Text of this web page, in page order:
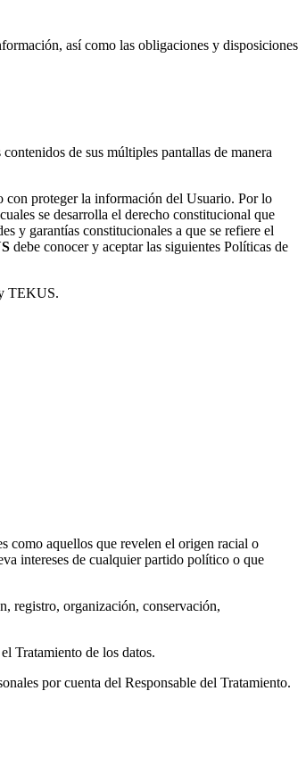
así como las obligaciones y disposiciones
de sus múltiples pantallas de manera
con proteger la información del Usuario. Por lo
se desarrolla el derecho constitucional que
y garantías constitucionales a que se refiere el
debe conocer y aceptar las siguientes Políticas de
TEKUS.
como aquellos que revelen el origen racial o
intereses de cualquier partido político o que
registro, organización, conservación,
Tratamiento de los datos.
por cuenta del Responsable del Tratamiento.